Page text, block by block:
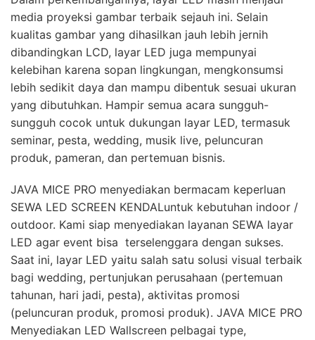
media proyeksi gambar terbaik sejauh ini. Selain
kualitas gambar yang dihasilkan jauh lebih jernih
dibandingkan LCD, layar LED juga mempunyai
kelebihan karena sopan lingkungan, mengkonsumsi
lebih sedikit daya dan mampu dibentuk sesuai ukuran
yang dibutuhkan. Hampir semua acara sungguh-
sungguh cocok untuk dukungan layar LED, termasuk
seminar, pesta, wedding, musik live, peluncuran
produk, pameran, dan pertemuan bisnis.
JAVA MICE PRO menyediakan bermacam keperluan
SEWA LED SCREEN KENDALuntuk kebutuhan indoor /
outdoor. Kami siap menyediakan layanan SEWA layar
LED agar event bisa terselenggara dengan sukses.
Saat ini, layar LED yaitu salah satu solusi visual terbaik
bagi wedding, pertunjukan perusahaan (pertemuan
tahunan, hari jadi, pesta), aktivitas promosi
(peluncuran produk, promosi produk). JAVA MICE PRO
Menyediakan LED Wallscreen pelbagai type,